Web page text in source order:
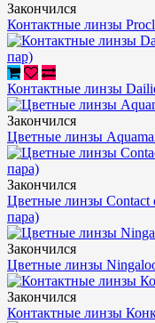
Закончился
Контактные линзы
Контактные линзы
Закончился
Цветные линзы
Закончился
Цветные линзы Contact
пара)
Закончился
Цветные линзы
Закончился
Контактные линзы